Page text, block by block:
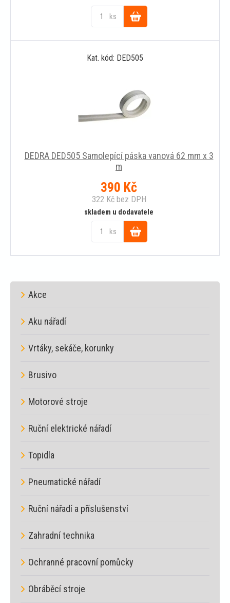
ks
Do
košíku
Kat. kód: DED505
DEDRA DED505 Samolepící páska vanová 62 mm x 3
m
390 Kč
322 Kčbez DPH
skladem u dodavatele
ks
Do
Akce
Aku nářadí
Vrtáky, sekáče, korunky
Brusivo
Motorové stroje
Ruční elektrické nářadí
Topidla
Pneumatické nářadí
Ruční nářadí a příslušenství
Zahradní technika
Ochranné pracovní pomůcky
Obráběcí stroje